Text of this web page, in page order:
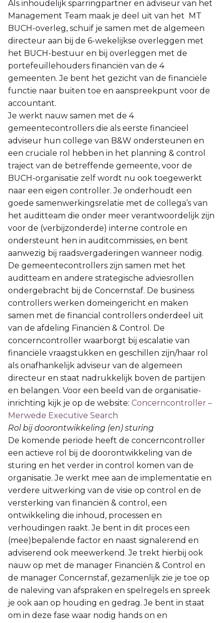
Als inhoudelijk sparringpartner en adviseur van het
Management Team maak je deel uit van het MT
BUCH-overleg, schuif je samen met de algemeen
directeur aan bij de 6-wekelijkse overleggen met
het BUCH-bestuur en bij overleggen met de
portefeuillehouders financiën van de 4
gemeenten. Je bent het gezicht van de financiële
functie naar buiten toe en aanspreekpunt voor de
accountant.
Je werkt nauw samen met de 4
gemeentecontrollers die als eerste financieel
adviseur hun college van B&W ondersteunen en
een cruciale rol hebben in het planning & control
traject van de betreffende gemeente, voor de
BUCH-organisatie zelf wordt nu ook toegewerkt
naar een eigen controller. Je onderhoudt een
goede samenwerkingsrelatie met de collega’s van
het auditteam die onder meer verantwoordelijk zijn
voor de (verbijzonderde) interne controle en
ondersteunt hen in auditcommissies, en bent
aanwezig bij raadsvergaderingen wanneer nodig.
De gemeentecontrollers zijn samen met het
auditteam en andere strategische adviesrollen
ondergebracht bij de Concernstaf. De business
controllers werken domeingericht en maken
samen met de financial controllers onderdeel uit
van de afdeling Financiën & Control. De
concerncontroller waarborgt bij escalatie van
financiële vraagstukken en geschillen zijn/haar rol
als onafhankelijk adviseur van de algemeen
directeur en staat nadrukkelijk boven de partijen
en belangen. Voor een beeld van de organisatie-
inrichting kijk je op de website: Concerncontroller –
Merwede Executive Search
Rol bij doorontwikkeling (en) sturing
De komende periode heeft de concerncontroller
een actieve rol bij de doorontwikkeling van de
sturing en het verder in control komen van de
organisatie. Je werkt mee aan de implementatie en
verdere uitwerking van de visie op control en de
versterking van financiën & control, een
ontwikkeling die inhoud, processen en
verhoudingen raakt. Je bent in dit proces een
(mee)bepalende factor en naast signalerend en
adviserend ook meewerkend. Je trekt hierbij ook
nauw op met de manager Financiën & Control en
de manager Concernstaf, gezamenlijk zie je toe op
de naleving van afspraken en spelregels en spreek
je ook aan op houding en gedrag. Je bent in staat
om in deze fase waar nodig hands on en